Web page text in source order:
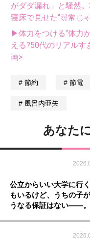
がダダ漏れ」と騒然
寝床で見せた“尋常じ
▶体力をつける“体力
える?50代のリアルす
画>
節約 節電
風呂内亜矢
あなた
公立からいい大学に行
もいるけど、うちの子
うなる保証はない――